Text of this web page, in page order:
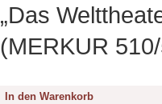
„Das
(MERKUR